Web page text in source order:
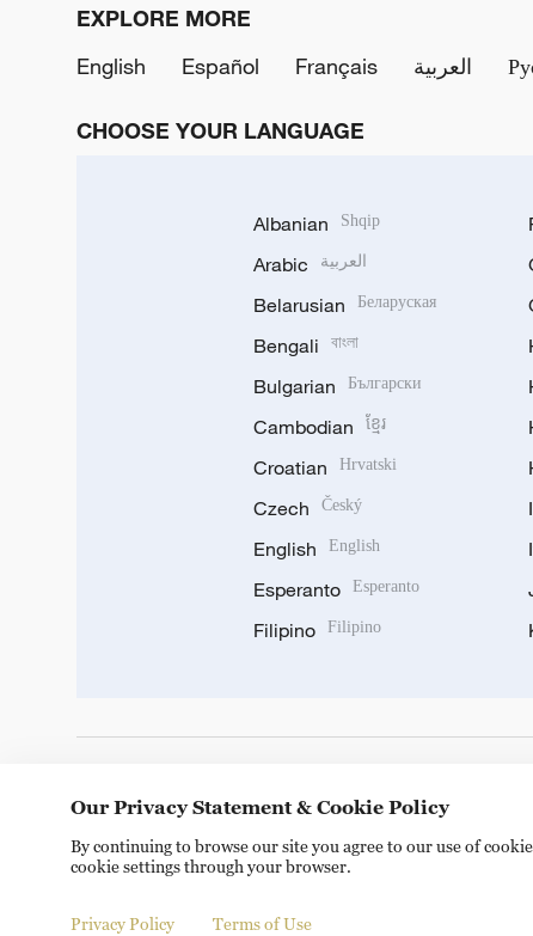
EXPLORE MORE
English
Español Français العربية
CHOOSE YOUR LANGUAGE
Albanian Shqip
Arabic العربية
Belarusian Беларуская
Bengali বাংলা
Bulgarian Български
Cambodian ខ្មែរ
Croatian Hrvatski
Czech Český
English English
Esperanto Esperanto
Filipino Filipino
© China Radio International.CRI. All Rights Reserved. 16A
Our Privacy Statement & Cookie Policy
By continuing to browse our site you agree to our use of
cookie settings through your browser.
Privacy Policy Terms of Use